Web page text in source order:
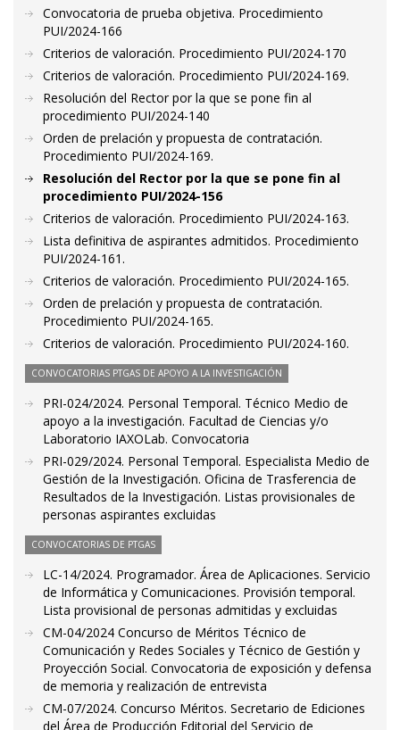
Convocatoria de prueba objetiva. Procedimiento
PUI/2024-166
Criterios de valoración. Procedimiento PUI/2024-170
Criterios de valoración. Procedimiento PUI/2024-169.
Resolución del Rector por la que se pone fin al
procedimiento PUI/2024-140
Orden de prelación y propuesta de contratación.
Procedimiento PUI/2024-169.
Resolución del Rector por la que se pone fin al
procedimiento PUI/2024-156
Criterios de valoración. Procedimiento PUI/2024-163.
Lista definitiva de aspirantes admitidos. Procedimiento
PUI/2024-161.
Criterios de valoración. Procedimiento PUI/2024-165.
Orden de prelación y propuesta de contratación.
Procedimiento PUI/2024-165.
Criterios de valoración. Procedimiento PUI/2024-160.
CONVOCATORIAS PTGAS DE APOYO A LA INVESTIGACIÓN
PRI-024/2024. Personal Temporal. Técnico Medio de
apoyo a la investigación. Facultad de Ciencias y/o
Laboratorio IAXOLab. Convocatoria
PRI-029/2024. Personal Temporal. Especialista Medio de
Gestión de la Investigación. Oficina de Trasferencia de
Resultados de la Investigación. Listas provisionales de
personas aspirantes excluidas
CONVOCATORIAS DE PTGAS
LC-14/2024. Programador. Área de Aplicaciones. Servicio
de Informática y Comunicaciones. Provisión temporal.
Lista provisional de personas admitidas y excluidas
CM-04/2024 Concurso de Méritos Técnico de
Comunicación y Redes Sociales y Técnico de Gestión y
Proyección Social. Convocatoria de exposición y defensa
de memoria y realización de entrevista
CM-07/2024. Concurso Méritos. Secretario de Ediciones
del Área de Producción Editorial del Servicio de